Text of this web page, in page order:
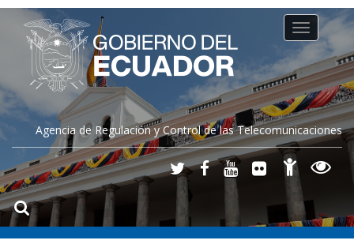
Agencia de Regulación y Control de las Telecomunicaciones
Toggle
navigation